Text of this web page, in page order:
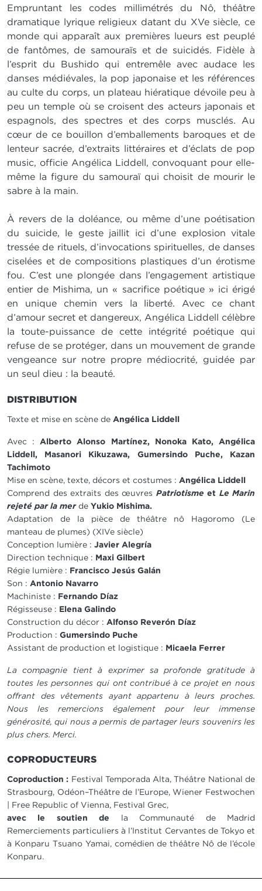
Empruntant les codes millimétrés du Nô, théâtre
dramatique lyrique religieux datant du XVe siècle, ce
monde qui apparaît aux premières lueurs est peuplé
de fantômes, de samouraïs et de suicidés. Fidèle à
l’esprit du Bushido qui entremêle avec audace les
danses médiévales, la pop japonaise et les références
au culte du corps, un plateau hiératique dévoile peu à
peu un temple où se croisent des acteurs japonais et
espagnols, des spectres et des corps musclés. Au
cœur de ce bouillon d’emballements baroques et de
lenteur sacrée, d’extraits littéraires et d’éclats de pop
music, officie Angélica Liddell, convoquant pour elle-
même la figure du samouraï qui choisit de mourir le
sabre à la main.
À revers de la doléance, ou même d’une poétisation
du suicide, le geste jaillit ici d’une explosion vitale
tressée de rituels, d’invocations spirituelles, de danses
ciselées et de compositions plastiques d’un érotisme
fou. C’est une plongée dans l’engagement artistique
entier de Mishima, un « sacrifice poétique » ici érigé
en unique chemin vers la liberté. Avec ce chant
d’amour secret et dangereux, Angélica Liddell célèbre
la toute-puissance de cette intégrité poétique qui
refuse de se protéger, dans un mouvement de grande
vengeance sur notre propre médiocrité, guidée par
un seul dieu : la beauté.
DISTRIBUTION
Texte et mise en scène de Angélica Liddell
Avec : Alberto Alonso Martínez, Nonoka Kato, Angélica
Liddell, Masanori Kikuzawa, Gumersindo Puche, Kazan
Tachimoto
Mise en scène, texte, décors et costumes : Angélica Liddell
Comprend des extraits des œuvres Patriotisme et Le Marin
rejeté par la mer de Yukio Mishima.
Adaptation de la pièce de théâtre nô Hagoromo (Le
manteau de plumes) (XIVe siècle)
Conception lumière : Javier Alegría
Direction technique : Maxi Gilbert
Régie lumière : Francisco Jesús Galán
Son : Antonio Navarro
Machiniste : Fernando Díaz
Régisseuse : Elena Galindo
Construction du décor : Alfonso Reverón Díaz
Production : Gumersindo Puche
Assistant de production et logistique : Micaela Ferrer
La compagnie tient à exprimer sa profonde gratitude à
toutes les personnes qui ont contribué à ce projet en nous
offrant des vêtements ayant appartenu à leurs proches.
Nous les remercions également pour leur immense
générosité, qui nous a permis de partager leurs souvenirs les
plus chers. Merci.
COPRODUCTEURS
Coproduction : Festival Temporada Alta, Théâtre National de
Strasbourg, Odéon–Théâtre de l’Europe, Wiener Festwochen
| Free Republic of Vienna, Festival Grec,
avec le soutien de la Communauté de Madrid
Remerciements particuliers à l’Institut Cervantes de Tokyo et
à Konparu Tsuano Yamai, comédien de théâtre Nô de l’école
Konparu.